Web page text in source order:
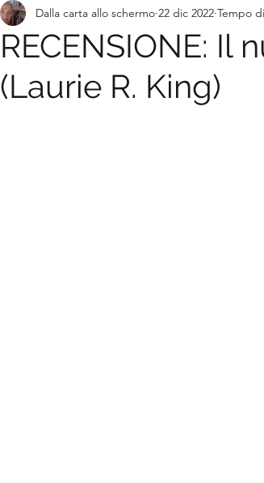
RECENSIONE: Il
(Laurie R. King)
Dalla carta allo schermo 22 dic 2022 Tempo